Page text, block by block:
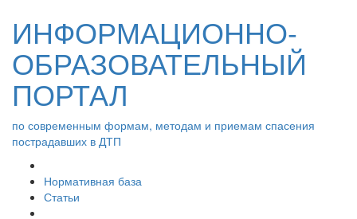
ИНФОРМАЦИОННО-
ОБРАЗОВАТЕЛЬНЫЙ
ПОРТАЛ
по современным формам, методам и приемам спасения
пострадавших в ДТП
Нормативная база
Статьи